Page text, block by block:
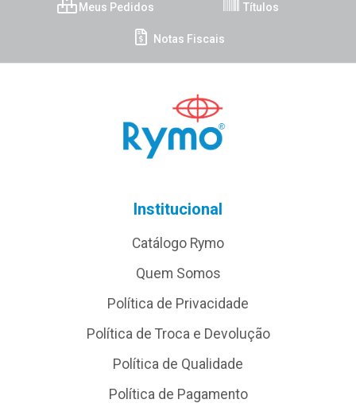
Meus Pedidos Títulos
Notas Fiscais
Institucional
Catálogo Rymo
Quem Somos
Política de Privacidade
Política de Troca e Devolução
Política de Qualidade
Política de Pagamento